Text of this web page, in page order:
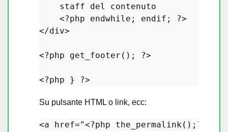
staff del
contenuto
    <?
php endwhile ; endif ; ?>
</div>
<?php get_footer (); ?>
<?php
Su pulsante HTML o link, ecc:
<a href="<?php